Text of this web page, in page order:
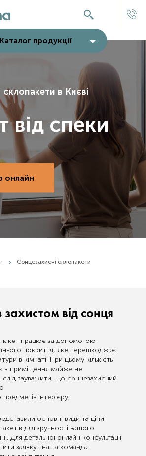
Каталог продукції
склопакети в Києві
від спеки
онлайн
Сонцезахисні склопакети
від сонця
працює за допомогою
покриття, яке перешкоджає
в кімнаті. При цьому кількість
в приміщення майже не
зауважити, що сонцезахисний
інтер'єру.
основні види та ціни
для зручності вашого
Для детальної онлайн консультації
заявку і наша команда